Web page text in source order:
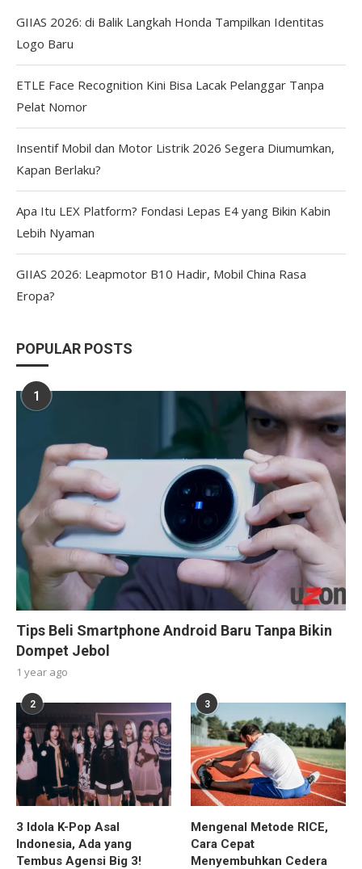
GIIAS 2026: di Balik Langkah Honda Tampilkan Identitas
Logo Baru
ETLE Face Recognition Kini Bisa Lacak Pelanggar Tanpa
Pelat Nomor
Insentif Mobil dan Motor Listrik 2026 Segera Diumumkan,
Kapan Berlaku?
Apa Itu LEX Platform? Fondasi Lepas E4 yang Bikin Kabin
Lebih Nyaman
GIIAS 2026: Leapmotor B10 Hadir, Mobil China Rasa
Eropa?
POPULAR POSTS
1
Tips Beli Smartphone Android Baru Tanpa Bikin
Dompet Jebol
1 year ago
2
3 Idola K-Pop Asal
Indonesia, Ada yang
Tembus Agensi Big 3!
3
Mengenal Metode RICE,
Cara Cepat
Menyembuhkan Cedera